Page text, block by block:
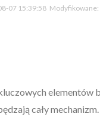
07 15:39:58 Modyfikowane:
cały